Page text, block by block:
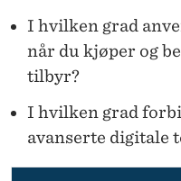
I hvilken grad
når du kjøper og
tilbyr?
I hvilken grad
avanserte digitale